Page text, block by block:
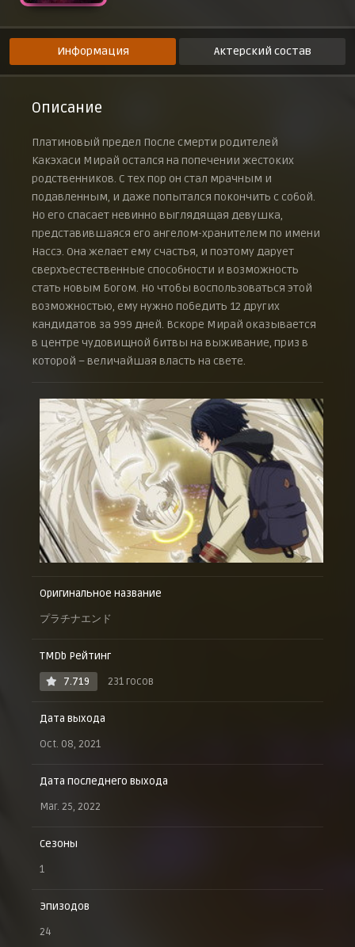
17 декабря 2021 г.
Грань между защитой и нападением
24 декабря 2021 г.
Мир во всём мире
7 января 2022 г.
14 января 2022 г.
21 января 2022 г.
Величайший убийца на свете
28 января 2022 г.
Пять других
4 февраля 2022 г.
Тайная вечеря
11 февраля 2022 г.
Будущее человечества
18 февраля 2022 г.
Цена чести
Время поговорить
Конец мысли
18 марта 2022 г.
Последняя стрела
25 марта 2022 г.
Информация Актерский состав
Описание
Платиновый предел После смерти родителей
Какэхаси Мирай остался на попечении жестоких
родственников. С тех пор он стал мрачным и
подавленным, и даже попытался покончить с собой.
Но его спасает невинно выглядящая девушка,
представившаяся его ангелом-хранителем по имени
Нассэ. Она желает ему счастья, и поэтому дарует
сверхъестественные способности и возможность
стать новым Богом. Но чтобы воспользоваться этой
возможностью, ему нужно победить 12 других
кандидатов за 999 дней. Вскоре Мирай оказывается
в центре чудовищной битвы на выживание, приз в
которой – величайшая власть на свете.
Оригинальное название
プラチナエンド
TMDb Рейтинг
7.719
231 госов
Дата выхода
Oct. 08, 2021
Дата последнего выхода
Mar. 25, 2022
Сезоны
1
Эпизодов
24